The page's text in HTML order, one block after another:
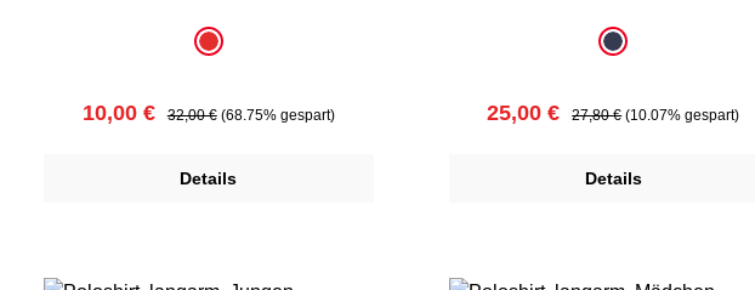
auswählen
rot
Verkaufspreis:
10,00 € Regulärer Preis:
32,00 € (68.75% gespart)
Details
auswählendunkelblau
Verkaufspreis:
25,00 € Regulärer Preis:
27,80 € (10.07% gespart)
Details